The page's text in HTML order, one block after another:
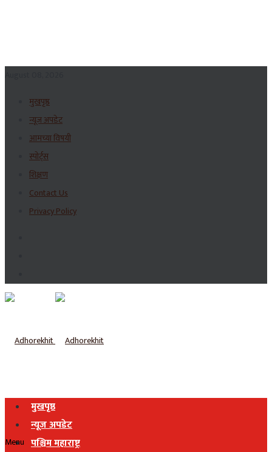
मुखपृष्ठ
न्यूज अपडेट
आमच्या विषयी
स्पोर्ट्स
शिक्षण
Contact Us
Privacy Policy
मुखपृष्ठ
न्यूज अपडेट
पश्चिम महाराष्ट्र
Menu